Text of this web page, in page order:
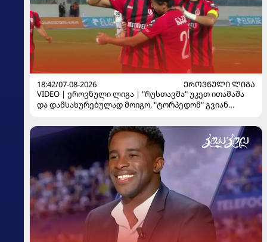
18:42/07-08-2026
ᲔᲠᲝᲕᲜᲣᲚᲘ ᲚᲘᲒᲐ
VIDEO | ეროვნული ლიგა | "რუსთავმა" უკეთ ითამაშა
და დამსახურებულად მოიგო, "ტორპედომ" გვიან